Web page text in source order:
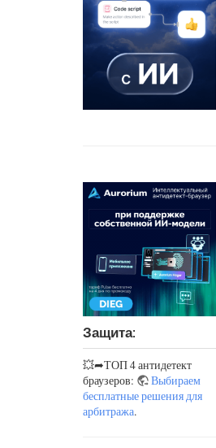
Защита:
💥➦ТОП 4 антидетект
браузеров:
Выбираем
бесплатные решения для
арбитража.